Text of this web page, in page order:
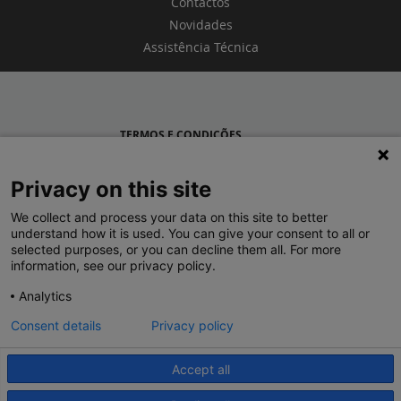
Novidades
Assistência Técnica
TERMOS E CONDIÇÕES
LEGRAND PORTUGAL
GRUPO LEGRAND NO MUNDO
© 2020 Legrand. Todos os direitos reservados.
Privacy on this site
We collect and process your data on this site to better
understand how it is used. You can give your consent to all or
selected purposes, or you can decline them all. For more
information, see our privacy policy.
Analytics
Accept all
Consent details Privacy policy